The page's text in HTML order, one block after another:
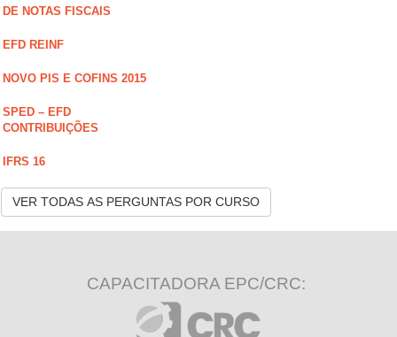
DE NOTAS FISCAIS
EFD REINF
NOVO PIS E COFINS 2015
SPED – EFD
CONTRIBUIÇÕES
IFRS 16
VER TODAS AS PERGUNTAS POR CURSO
CAPACITADORA EPC/CRC: